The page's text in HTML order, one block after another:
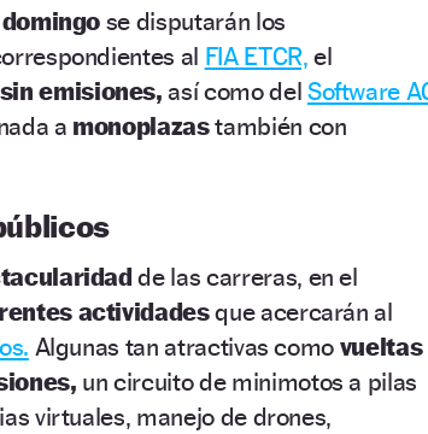
se disputarán los
al FIA ETCR, el
emisiones, así como del Software
a monoplazastambién con
de las carreras, en el
actividadesque acercarán al
Algunas tan atractivas como vueltas
un circuito de minimotos a pilas
virtuales, manejo de drones,